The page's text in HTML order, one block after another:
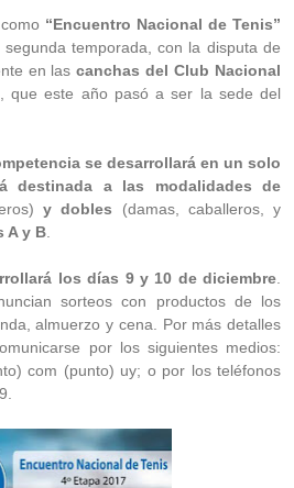
“Encuentro Nacional de Tenis”
temporada, con la disputa de
en lascanchas del Club Nacional
, que este año pasó a ser la sede del
se desarrollará en un solo
destinada a las modalidades de
y dobles (damas, caballeros, y
A y B
los días 9 y 10 de diciembre
sorteos con productos de los
almuerzo y cena. Por más detalles
por los siguientes medios:
com (punto) uy; o por los teléfonos